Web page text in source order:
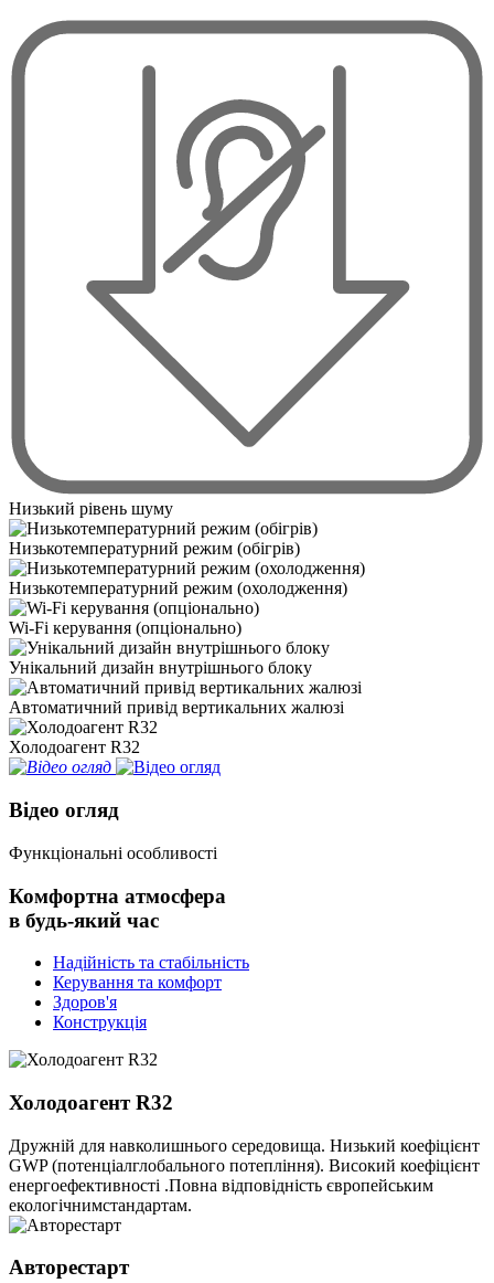
Низький рівень шуму
Низькотемпературний режим (обігрів)
Низькотемпературний режим (охолодження)
Wi-Fi керування (опціонально)
Унікальний дизайн внутрішнього блоку
Автоматичний привід вертикальних жалюзі
Холодоагент R32
Відео огляд
Функціональні особливості
Комфортна атмосфера
в будь-який час
Надійність та стабільність
Керування та комфорт
Здоров'я
Конструкція
Холодоагент R32
Дружній для навколишнього середовища. Низький коефіцієнт
GWP (потенціалглобального потепління). Високий коефіцієнт
енергоефективності .Повна відповідність європейським
екологічнимстандартам.
Авторестарт